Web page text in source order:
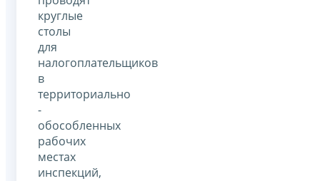
круглые
столы
для
налогоплательщиков
в
территориально
-
обособленных
рабочих
местах
инспекций,